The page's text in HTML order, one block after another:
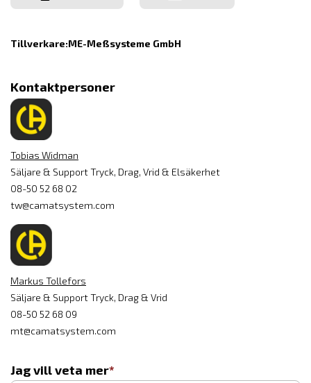
Tillverkare:ME-Meßsysteme GmbH
Kontaktpersoner
Tobias Widman
Säljare & Support Tryck, Drag, Vrid & Elsäkerhet
08-50 52 68 02
tw@camatsystem.com
Markus Tollefors
Säljare & Support Tryck, Drag & Vrid
08-50 52 68 09
mt@camatsystem.com
Jag vill veta mer